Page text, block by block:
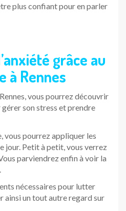
plus confiant pour en parler
grâce au
à Rennes
vous pourrez découvrir
gérer son stress et prendre
vous pourrez appliquer les
jour. Petit à petit, vous verrez
parviendrez enfin à voir la
nécessaires pour lutter
ainsi un tout autre regard sur